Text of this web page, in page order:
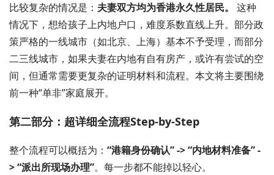
比较复杂的情况是： 夫妻双方均为香港永久性居民。
这种
情况下，想给孩子上内地户口，难度系数直线上升。部分政
策严格的一线城市（如北京、上海）基本不予受理，而部分
二三线城市，如果夫妻在内地有自有房产，或许有尝试的空
间，但通常需要更复杂的证明材料和流程。本文将主要围绕
前一种“单非”家庭展开。
第二部分：超详细全流程Step-by-Step
整个流程可以概括为： “港籍身份确认” -> “内地材料准备” -
> “派出所现场办理”。每一步都不能掉以轻心。